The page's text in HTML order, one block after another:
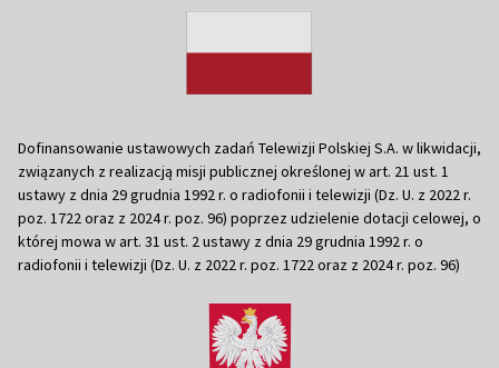
Dofinansowanie ustawowych zadań Telewizji Polskiej S.A. w likwidacji,
związanych z realizacją misji publicznej określonej w art. 21 ust. 1
ustawy z dnia 29 grudnia 1992 r. o radiofonii i telewizji (Dz. U. z 2022 r.
poz. 1722 oraz z 2024 r. poz. 96) poprzez udzielenie dotacji celowej, o
której mowa w art. 31 ust. 2 ustawy z dnia 29 grudnia 1992 r. o
radiofonii i telewizji (Dz. U. z 2022 r. poz. 1722 oraz z 2024 r. poz. 96)